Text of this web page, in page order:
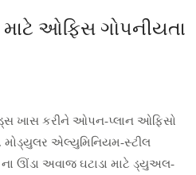
ઓફિસ ગોપનીયતા
ખાસ કરીને ઓપન-પ્લાન ઓફિસો
મોડ્યુલર એલ્યુમિનિયમ-સ્ટીલ
ઊંડા અવાજ ઘટાડા માટે ડ્યુઅલ-